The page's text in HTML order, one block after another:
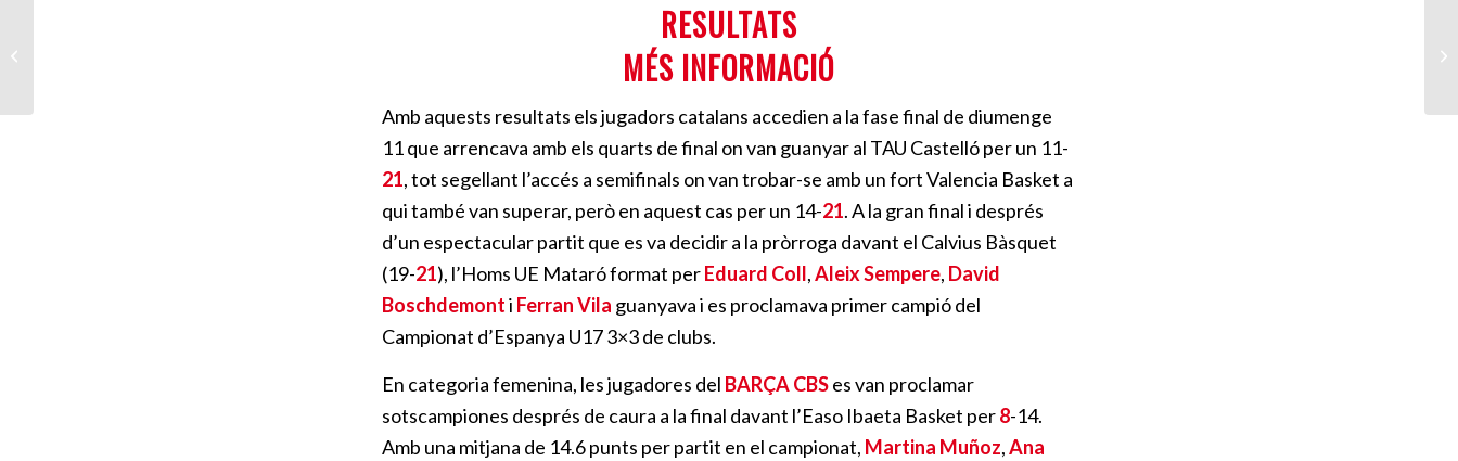
RESULTATS
MÉS INFORMACIÓ
Amb aquests resultats els jugadors catalans accedien a la fase final de diumenge
11 que arrencava amb els quarts de final on van guanyar al TAU Castelló per un 11-
21, tot segellant l’accés a semifinals on van trobar-se amb un fort Valencia Basket a
qui també van superar, però en aquest cas per un 14-21. A la gran final i després
d’un espectacular partit que es va decidir a la pròrroga davant el Calvius Bàsquet
(19-21), l’Homs UE Mataró format perEduard Coll,Aleix Sempere, David
Boschdemonti Ferran Vila guanyava i es proclamava primer campió del
Campionat d’Espanya U17 3×3 de clubs.
En categoria femenina, les jugadores del BARÇA CBSes van proclamar
sotscampiones després de caura a la final davant l’Easo Ibaeta Basket per8-14.
Amb una mitjana de 14.6 punts per partit en el campionat, Martina Muñoz,Ana